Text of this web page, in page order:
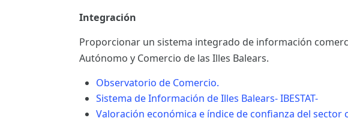
Integración
Proporcionar un sistema integrado de información
Autónomo y Comercio de las Illes Balears.
Observatorio de Comercio.
Sistema de Información de Illes Balears- IBESTAT-
Valoración económica e índice de confianza del sector